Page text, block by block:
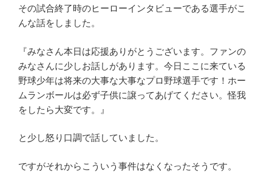
その試合終了時のヒーローインタビューである選手がこ
んな話をしました。
『みなさん本日は応援ありがとうございます。ファンの
みなさんに少しお話しがあります。今日ここに来ている
野球少年は将来の大事な大事なプロ野球選手です！ホー
ムランボールは必ず子供に譲ってあげてください。怪我
をしたら大変です。』
と少し怒り口調で話していました。
ですがそれからこういう事件はなくなったそうです。